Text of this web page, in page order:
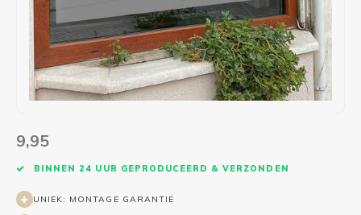
Wasruimte muurstickers
Badkamer
Toilet
Steden
Tuin
Raamfolie bloemen
Badkamer folie
Glas in lood
Auto raamfolie
Zonwerende folie
Welkom thuis
Pensioen
Thema
Bedrijven
Trapstickers
Verjaardag
Plakspullen
Tuinposter
9,95
BINNEN 24 UUR GEPRODUCEERD & VERZONDEN
UNIEK: MONTAGE GARANTIE